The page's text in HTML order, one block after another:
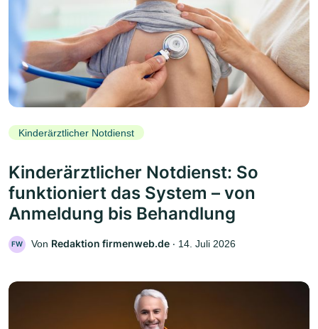
Kinderärztlicher Notdienst
Kinderärztlicher Notdienst: So
funktioniert das System – von
Anmeldung bis Behandlung
FW Von Redaktion firmenweb.de ‧ 14. Juli 2026